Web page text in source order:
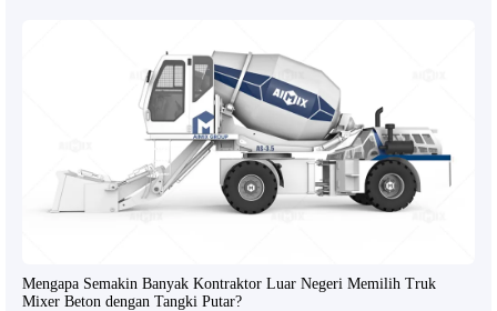
Mengapa Semakin Banyak Kontraktor Luar Negeri Memilih Truk
Mixer Beton dengan Tangki Putar?